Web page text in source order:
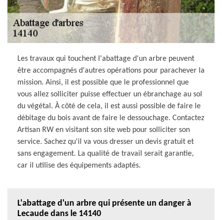
Les travaux qui touchent l'abattage d'un arbre peuvent
être accompagnés d'autres opérations pour parachever la
mission. Ainsi, il est possible que le professionnel que
vous allez solliciter puisse effectuer un ébranchage au sol
du végétal. À côté de cela, il est aussi possible de faire le
débitage du bois avant de faire le dessouchage. Contactez
Artisan RW en visitant son site web pour solliciter son
service. Sachez qu'il va vous dresser un devis gratuit et
sans engagement. La qualité de travail serait garantie,
car il utilise des équipements adaptés.
L'abattage d'un arbre qui présente un danger à
Lecaude dans le 14140